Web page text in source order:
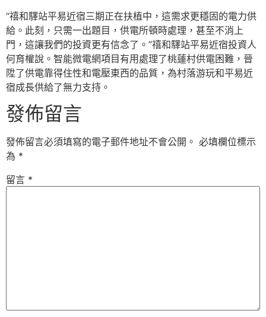
“禧和驛站平易近宿三期正在扶植中，這需求更穩固的電力供
給。此刻，只需一出題目，供電所頓時處理，甚至不消上
門，這讓我們的投資更有信念了。”禧和驛站平易近宿投資人
何育權說。智能微電網項目有用處理了桃蓮村供電困難，晉
陞了供電靠得住性和電壓東西的品質，為村落游玩和平易近
宿成長供給了無力支持。
發佈留言
發佈留言必須填寫的電子郵件地址不會公開。 必填欄位標示
為 *
留言 *